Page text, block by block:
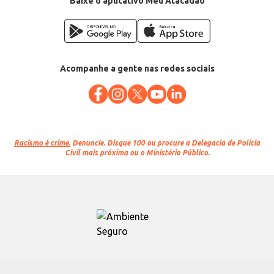
Acompanhe a gente nas redes sociais
Racismo é crime. Denuncie. Disque 100 ou procure a Delegacia de Polícia
Civil mais próxima ou o Ministério Público.